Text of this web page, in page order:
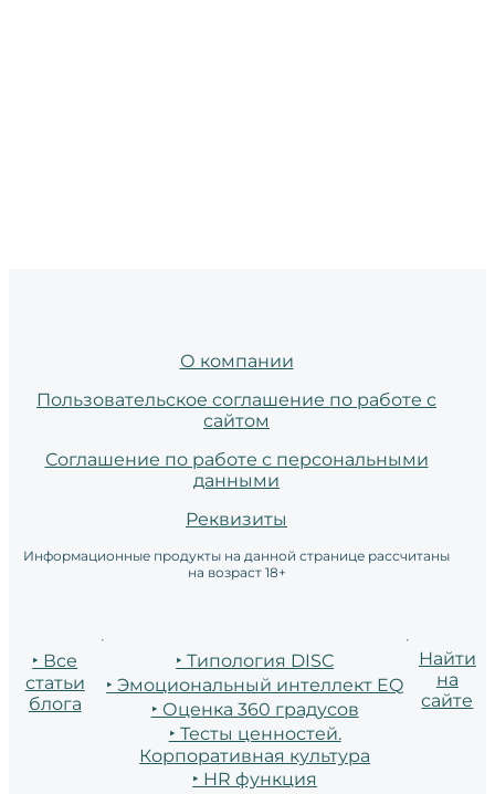
О компании
Пользовательское соглашение по работе с
сайтом
Соглашение по работе с персональными
данными
Реквизиты
Информационные продукты на данной странице рассчитаны
на возраст 18+
‣ Все
статьи
блога
‣ Типология DISC
‣ Эмоциональный интеллект EQ
‣ Оценка 360 градусов
‣ Тесты ценностей.
Корпоративная культура
‣ HR функция
Найти
на
сайте